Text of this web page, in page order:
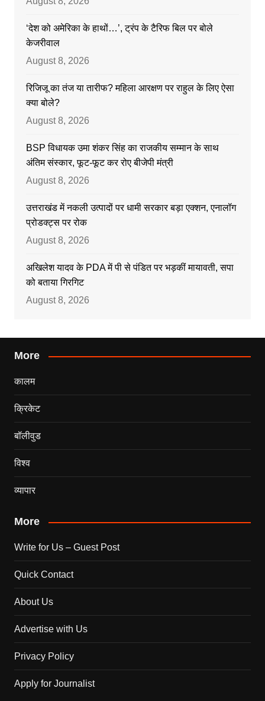
‘देश को अमेरिका के हाथों…’, ट्रंप के टैरिफ बिल पर बोले
केजरीवाल
August 8, 2026
रिजिजू का तंज या तारीफ? महिला आरक्षण पर राहुल के लिए ऐसा
क्या बोले?
August 8, 2026
BSP विधायक उमा शंकर सिंह का राजकीय सम्मान के साथ
अंतिम संस्कार, फूट-फूट कर रोए बीजेपी मंत्री
August 8, 2026
उत्तराखंड में नकली उत्पादों पर धामी सरकार बड़ा एक्शन, एनालॉग
प्रोडक्ट्स पर रोक
August 8, 2026
अखिलेश यादव के PDA में पी से पंडित पर भड़कीं मायावती, सपा
को बताया गिरगिट
August 8, 2026
More
कालम
क्रिकेट
बॉलीवुड
विश्व
व्यापार
More
Write for Us – Guest Post
Quick Contact
About Us
Advertise with Us
Privacy Policy
Apply for Journalist